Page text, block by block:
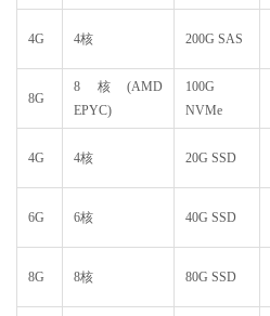
4G 4核 200G SAS
8G
8核(AMD
EPYC)
100G
NVMe
4G 4核 20G SSD
6G 6核 40G SSD
8G 8核 80G SSD